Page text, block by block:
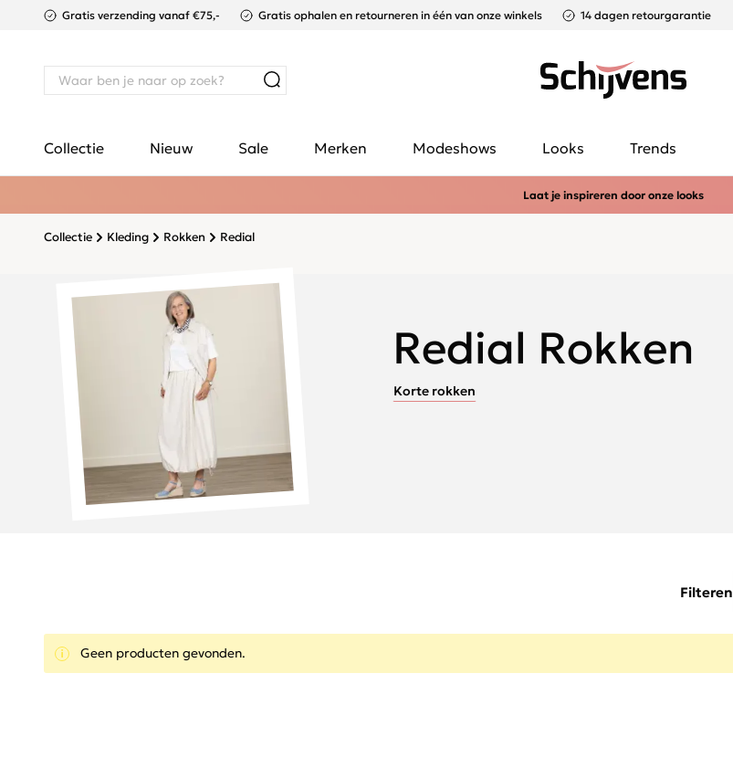
Gratis verzending vanaf €75,- Gratis ophalen en retourneren in één van onze winkels 14 dagen retourgarantie
Collectie Nieuw Sale Merken Modeshows Looks Trends
Laat je inspireren door onze looks
Collectie Kleding Rokken Redial
Redial Rokken
Korte rokken
Filteren
Geen producten gevonden.